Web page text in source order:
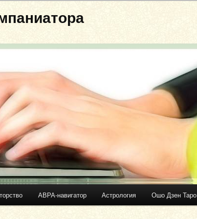
АВРА-навигатор Астрология Ошо Дзен Таро